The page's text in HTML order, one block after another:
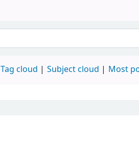
Tag cloud Subject cloud Most